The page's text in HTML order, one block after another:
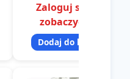
akacjowego to produkt
klasy premium, który łączy
funkcjonalność z estetyką…
Zaloguj się, aby
zobaczyć cenę
Dodaj do koszyka